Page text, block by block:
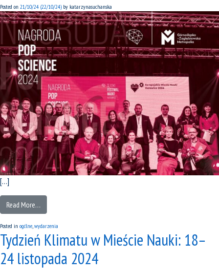
Posted on 21/10/24 (22/10/24) by katarzynasuchanska
[…]
Read More…
Posted in ogólne wydarzenia
Tydzień Klimatu w Mieście Nauki: 18–
24 listopada 2024